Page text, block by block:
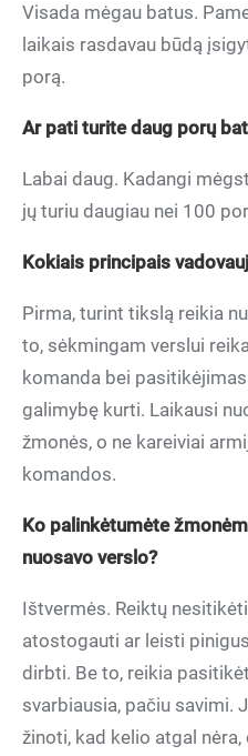
Visada mėgau batus.
laikais rasdavau būdą
porą.
Ar pati turite daug porų
Labai daug. Kadangi
jų turiu daugiau nei 100
Kokiais principais
Pirma, turint tikslą reikia
to, sėkmingam verslui
komanda bei
galimybę kurti. Laikausi
žmonės, o ne kareiviai
komandos.
Ko palinkėtumėte
nuosavo verslo?
Ištvermės. Reiktų
atostogauti ar leisti
dirbti. Be to, reikia
svarbiausia, pačiu savimi.
žinoti, kad kelio atgal